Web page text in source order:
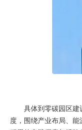
具体到零碳园区
度，围绕产业布局、